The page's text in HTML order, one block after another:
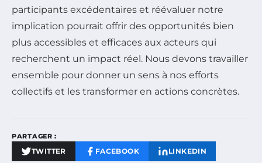
participants excédentaires et réévaluer notre
implication pourrait offrir des opportunités bien
plus accessibles et efficaces aux acteurs qui
recherchent un impact réel. Nous devons travailler
ensemble pour donner un sens à nos efforts
collectifs et les transformer en actions concrètes.
PARTAGER :
TWITTER FACEBOOK LINKEDIN